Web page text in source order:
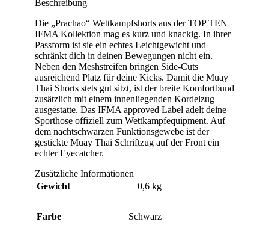
Beschreibung
Die „Prachao“ Wettkampfshorts aus der TOP TEN
IFMA Kollektion mag es kurz und knackig. In ihrer
Passform ist sie ein echtes Leichtgewicht und
schränkt dich in deinen Bewegungen nicht ein.
Neben den Meshstreifen bringen Side-Cuts
ausreichend Platz für deine Kicks. Damit die Muay
Thai Shorts stets gut sitzt, ist der breite Komfortbund
zusätzlich mit einem innenliegenden Kordelzug
ausgestatte. Das IFMA approved Label adelt deine
Sporthose offiziell zum Wettkampfequipment. Auf
dem nachtschwarzen Funktionsgewebe ist der
gestickte Muay Thai Schriftzug auf der Front ein
echter Eyecatcher.
Zusätzliche Informationen
Gewicht
0,6 kg
Farbe Schwarz